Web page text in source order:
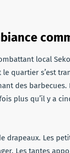
local
quartier s’est
des
plus qu’il y a
drapeaux. Les
Les tantes